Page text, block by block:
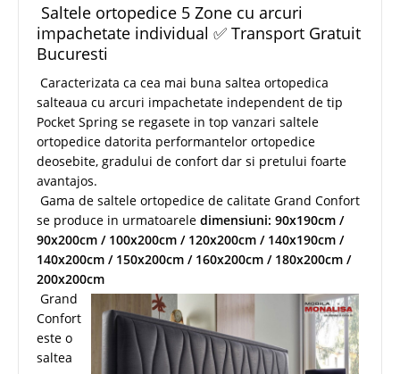
Saltele ortopedice 5 Zone cu arcuri
impachetate individual ✅ Transport Gratuit
Bucuresti
Caracterizata ca cea mai buna saltea ortopedica
salteaua cu arcuri impachetate independent de tip
Pocket Spring se regasete in top vanzari saltele
ortopedice datorita performantelor ortopedice
deosebite, gradului de confort dar si pretului foarte
avantajos.
Gama de saltele ortopedice de calitate Grand Confort
se produce in urmatoarele dimensiuni: 90x190cm /
90x200cm / 100x200cm / 120x200cm / 140x190cm /
140x200cm / 150x200cm / 160x200cm / 180x200cm /
200x200cm
Grand
Confort
este o
saltea